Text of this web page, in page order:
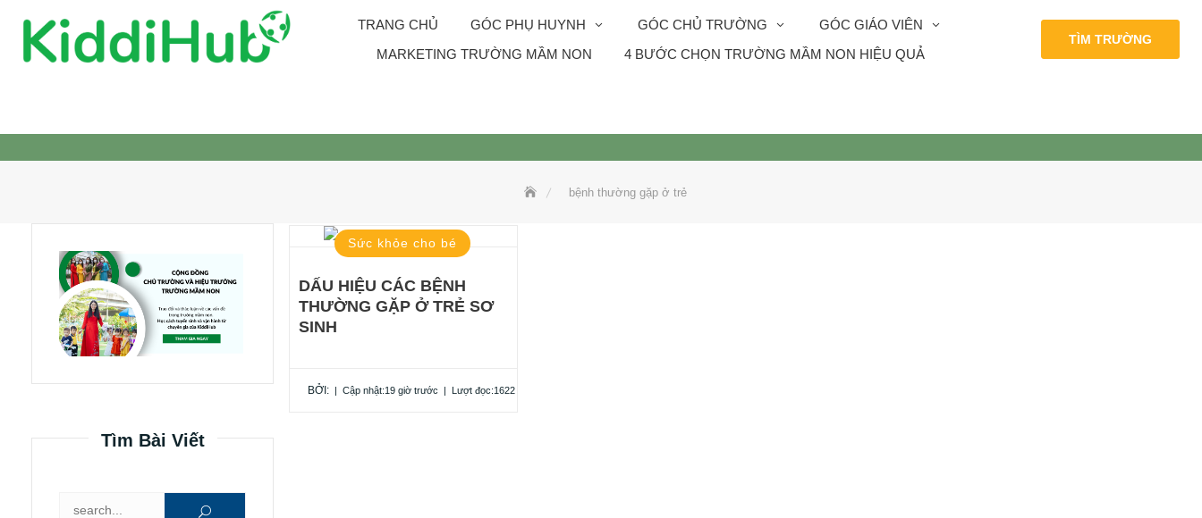
content
TRANG CHỦ GÓC PHỤ HUYNH GÓC CHỦ TRƯỜNG
GÓC GIÁO VIÊN
MARKETING TRƯỜNG MẦM NON
4 BƯỚC CHỌN TRƯỜNG MẦM NON HIỆU QUẢ
TÌM TRƯỜNG
bệnh thường gặp ở trẻ
Tìm Bài Viết
Sức khỏe cho bé
DẤU HIỆU CÁC BỆNH
THƯỜNG GẶP Ở TRẺ SƠ
SINH
BỞI: | Cập nhật:19 giờ trước | Lượt đọc:1622